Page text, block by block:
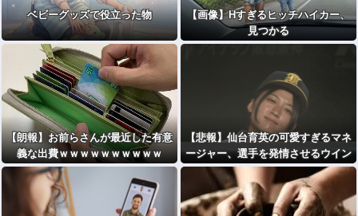
ベビーグッズで役立った物
【画像】Hすぎるヒッチハイカー、
見つかる
【朗報】お前らさんが最近した有意
義な出費ｗｗｗｗｗｗｗｗｗｗ
【悲報】仙台育英の可愛すぎるマネ
ージャー、選手を発情させるウイン
ク